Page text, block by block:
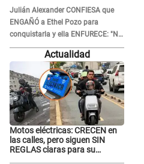
Julián Alexander CONFIESA que
ENGAÑÓ a Ethel Pozo para
conquistarla y ella ENFURECE: "No
te lo voy a perdonar nunca"
Actualidad
Motos eléctricas: CRECEN en
las calles, pero siguen SIN
REGLAS claras para su